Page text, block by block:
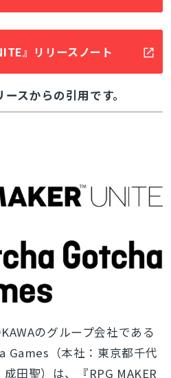
』リリースノート
スからの引用です。
のグループ会社である
Games（本社：東京都千代
田聖）は、『RPG MAKER